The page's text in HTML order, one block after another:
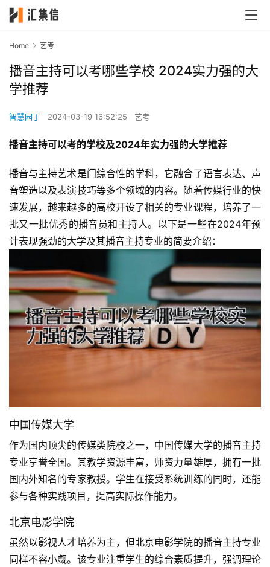
Home 艺考
播音主持可以考哪些学校 2024实力强的大
学推荐
智慧园丁 2024-03-19 16:52:25 艺考
播音主持可以考的学校及2024年实力强的大学推荐
播音与主持艺术是门综合性的学科，它融合了语言表达、声
音塑造以及表演技巧等多个领域的内容。随着传媒行业的快
速发展，越来越多的高校开设了相关的专业课程，培养了一
批又一批优秀的播音员和主持人。以下是一些在2024年预
计表现强劲的大学及其播音主持专业的简要介绍：
中国传媒大学
作为国内顶尖的传媒类院校之一，中国传媒大学的播音主持
专业享誉全国。其教学资源丰富，师资力量雄厚，拥有一批
国内外知名的专家教授。学生在接受系统训练的同时，还能
参与各种实践项目，提高实际操作能力。
北京电影学院
虽然以影视人才培养为主，但北京电影学院的播音主持专业
同样不容小觑。该专业注重学生的综合素质提升，强调理论